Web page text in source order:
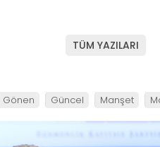
TÜM YAZILARI
Gönen Güncel Manşet